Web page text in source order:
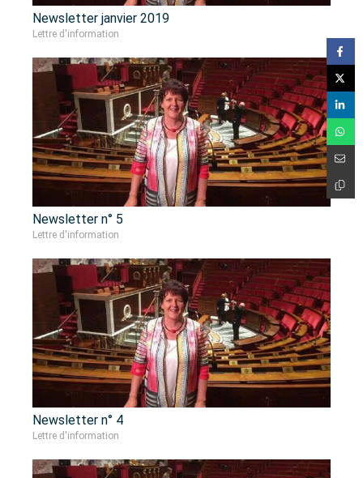
Newsletter janvier 2019
Lettre d'information
Newsletter n° 5
Lettre d'information
Newsletter n° 4
Lettre d'information